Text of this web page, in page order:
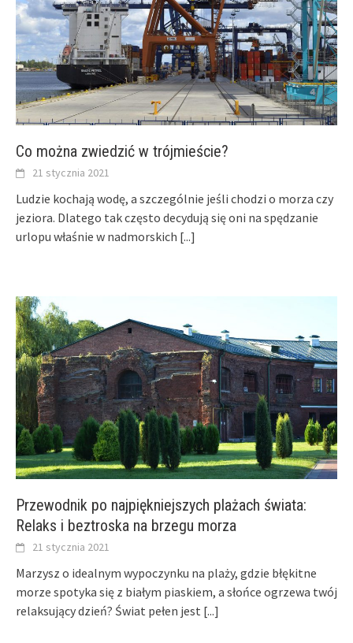
Co można zwiedzić w trójmieście?
21 stycznia 2021
Ludzie kochają wodę, a szczególnie jeśli chodzi o morza czy
jeziora. Dlatego tak często decydują się oni na spędzanie
urlopu właśnie w nadmorskich [...]
Przewodnik po najpiękniejszych plażach świata:
Relaks i beztroska na brzegu morza
21 stycznia 2021
Marzysz o idealnym wypoczynku na plaży, gdzie błękitne
morze spotyka się z białym piaskiem, a słońce ogrzewa twój
relaksujący dzień? Świat pełen jest [...]